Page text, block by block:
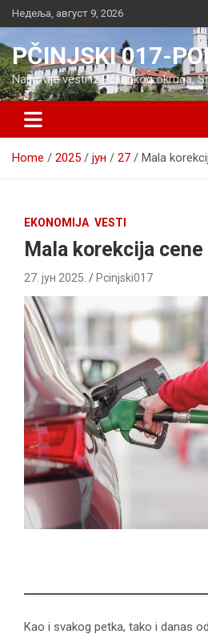
Skip
to
content
Недеља, август 9, 2026
PČINJSKI 017-
Najnovije vesti iz Pčinjskog okruga,
Home 2025 јун 27 Mala
EKONOMIJA VESTI
Mala korekcija
27. јун 2025. Pcinjski017
Kao i svakog petka, tako i danas